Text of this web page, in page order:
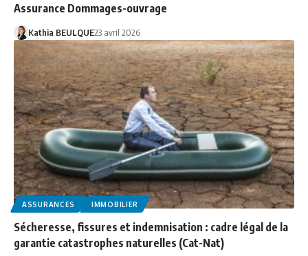
Assurance Dommages-ouvrage
Kathia BEULQUE23 avril 2026
ASSURANCES IMMOBILIER
Sécheresse, fissures et indemnisation : cadre légal de la
garantie catastrophes naturelles (Cat-Nat)